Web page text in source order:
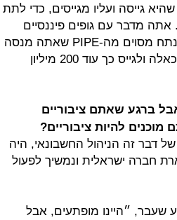
גייסה ועליו מגייסים, כדי לתת
מדבר עם גופים פיננסיים
מוסדיים שמשקיעים בחברות ציבוריות שמזמינות נתח מסוים מה-PIPE שאתה מנסה
לגייס. הצלחנו לקבל עניין ממספר גדול של גופים כאלה ולגייס כך עוד 200 מיליון
ברגע שאתם ציבוריים
להיות ציבוריים?
דבר זה הניהול החשבונאי, היה
חברה ישראלית ונמשיך לפעול
״היינו מופתעים, אבל